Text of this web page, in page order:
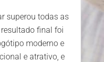
superou todas as
final foi
moderno e
e atrativo, e